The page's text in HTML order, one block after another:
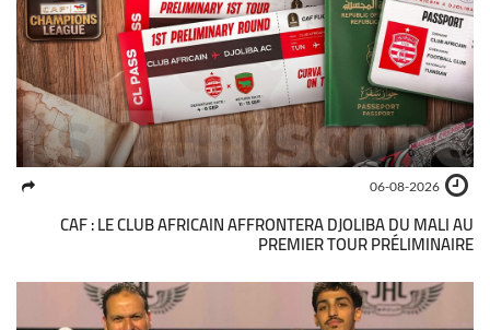
06-08-2026
CAF : LE CLUB AFRICAIN AFFRONTERA DJOLIBA DU MALI AU
PREMIER TOUR PRÉLIMINAIRE